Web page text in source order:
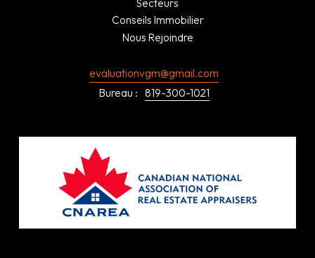
Secteurs
Conseils Immobilier
Nous Rejoindre
evaluationvgm@gmail.com
Bureau : 819-300-1021